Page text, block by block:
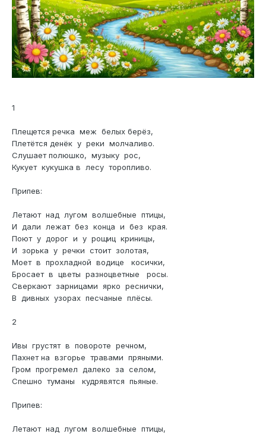
1
Плещется речка меж белых берёз,
Плетётся денёк у реки молчаливо.
Слушает полюшко, музыку рос,
Кукует кукушка в лесу торопливо.
Припев:
Летают над лугом волшебные птицы,
И дали лежат без конца и без края.
Поют у дорог и у рощиц криницы,
И зорька у речки стоит золотая,
Моет в прохладной водице косички,
Бросает в цветы разноцветные росы.
Сверкают зарницами ярко реснички,
В дивных узорах песчаные плёсы.
2
Ивы грустят в повороте речном,
Пахнет на взгорье травами пряными.
Гром прогремел далеко за селом,
Спешно туманы кудрявятся пьяные.
Припев:
Летают над лугом волшебные птицы,